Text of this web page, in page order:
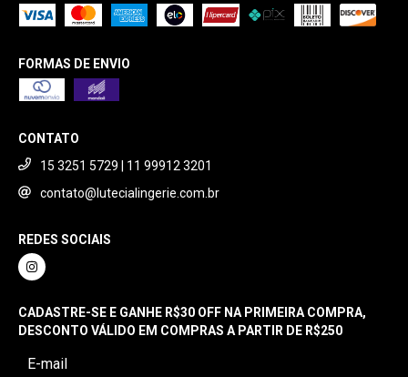
FORMAS DE ENVIO
CONTATO
15 3251 5729 | 11 99912 3201
contato@lutecialingerie.com.br
REDES SOCIAIS
CADASTRE-SE E GANHE R$30 OFF NA PRIMEIRA COMPRA,
DESCONTO VÁLIDO EM COMPRAS A PARTIR DE R$250